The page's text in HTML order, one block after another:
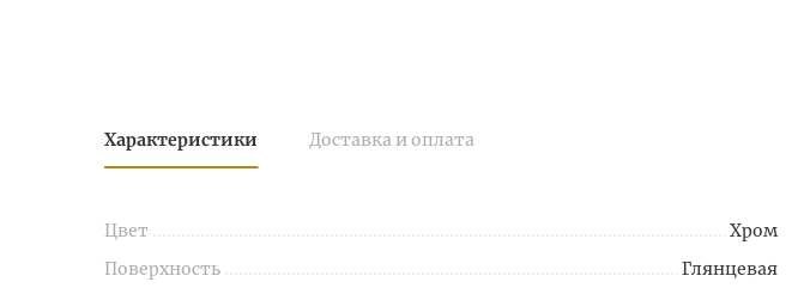
Характеристики Доставка и оплата
Цвет
Хром
Поверхность
Глянцевая